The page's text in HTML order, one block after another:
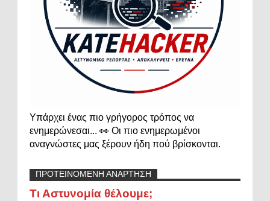
Υπάρχει ένας πιο γρήγορος τρόπος να
ενημερώνεσαι... 👀 Οι πιο ενημερωμένοι
αναγνώστες μας ξέρουν ήδη πού βρίσκονται.
ΠΡΟΤΕΙΝΟΜΕΝΗ ΑΝΑΡΤΗΣΗ
Τι Αστυνομία θέλουμε;